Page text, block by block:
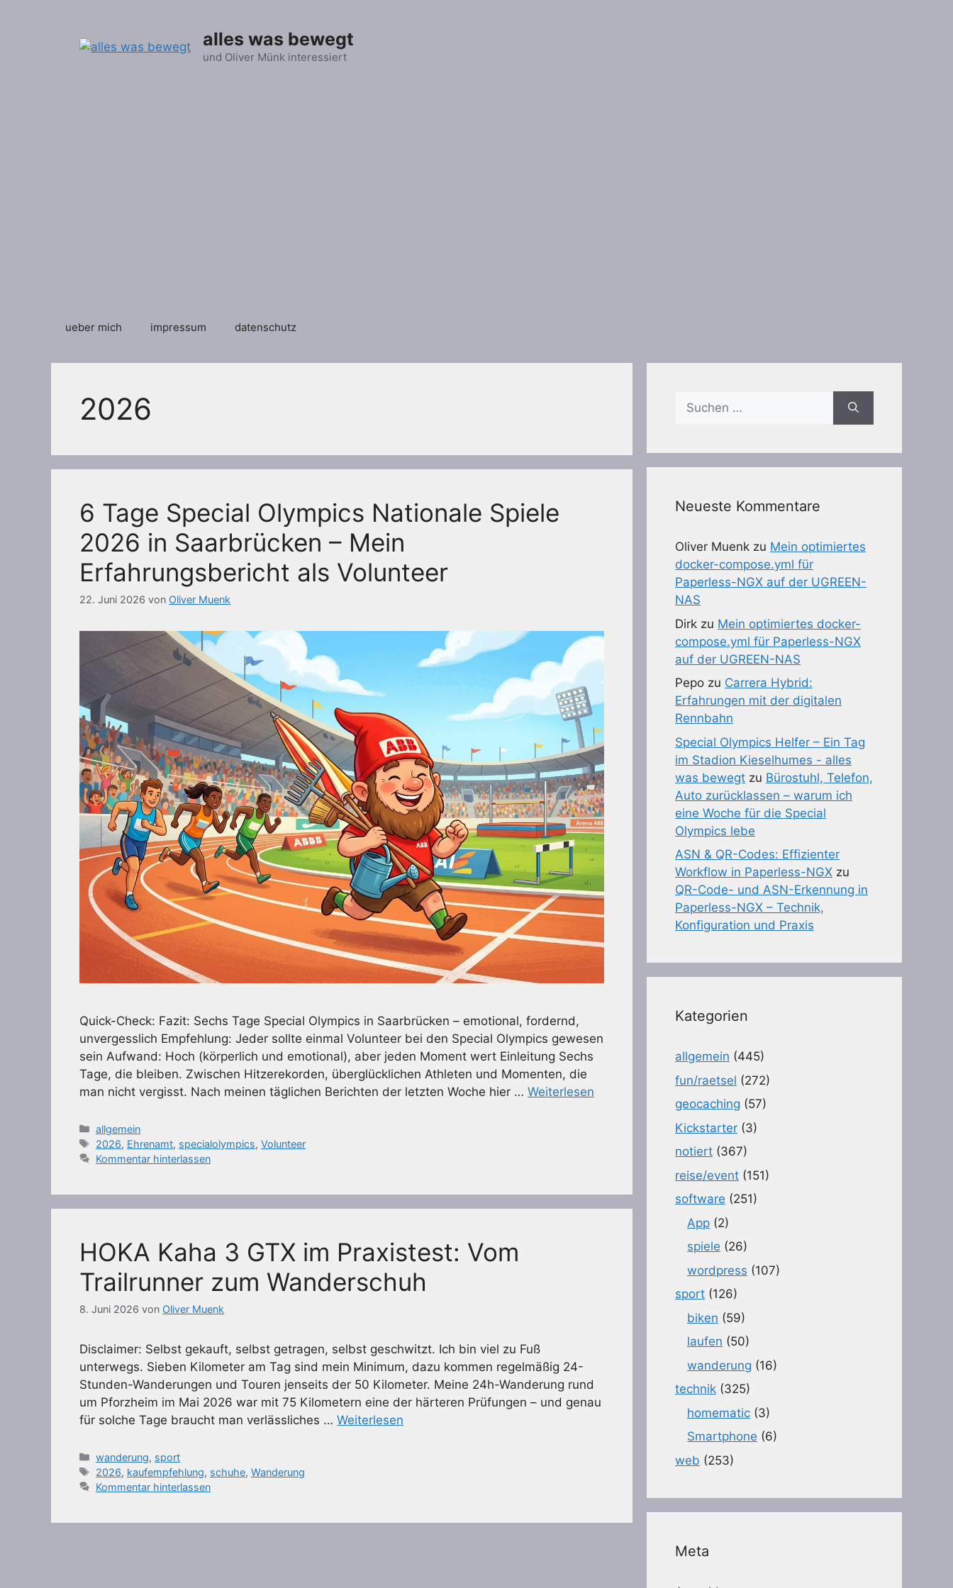
alles was bewegt
und Oliver Münk interessiert
ueber mich impressum datenschutz
2026
6 Tage Special Olympics Nationale Spiele
2026 in Saarbrücken – Mein
Erfahrungsbericht als Volunteer
22. Juni 2026 von Oliver Muenk
Quick-Check: Fazit: Sechs Tage Special Olympics in Saarbrücken – emotional, fordernd,
unvergesslich Empfehlung: Jeder sollte einmal Volunteer bei den Special Olympics gewesen
sein Aufwand: Hoch (körperlich und emotional), aber jeden Moment wert Einleitung Sechs
Tage, die bleiben. Zwischen Hitzerekorden, überglücklichen Athleten und Momenten, die
man nicht vergisst. Nach meinen täglichen Berichten der letzten Woche hier … Weiterlesen
Kategorien
allgemein
Schlagwörter
2026, Ehrenamt, specialolympics,Volunteer
Kommentar hinterlassen
HOKA Kaha 3 GTX im Praxistest: Vom
Trailrunner zum Wanderschuh
8. Juni 2026 von Oliver Muenk
Disclaimer: Selbst gekauft, selbst getragen, selbst geschwitzt. Ich bin viel zu Fuß
unterwegs. Sieben Kilometer am Tag sind mein Minimum, dazu kommen regelmäßig 24-
Stunden-Wanderungen und Touren jenseits der 50 Kilometer. Meine 24h-Wanderung rund
um Pforzheim im Mai 2026 war mit 75 Kilometern eine der härteren Prüfungen – und genau
für solche Tage braucht man verlässliches … Weiterlesen
Kategorien
wanderung, sport
Schlagwörter
2026, kaufempfehlung, schuhe,Wanderung
Kommentar hinterlassen
Suchen
nach:
Neueste Kommentare
Oliver Muenk zu Mein optimiertes
docker-compose.yml für
Paperless-NGX auf der UGREEN-
NAS
Dirk zu Mein optimiertes docker-
compose.yml für Paperless-NGX
auf der UGREEN-NAS
Pepo zu Carrera Hybrid:
Erfahrungen mit der digitalen
Rennbahn
Special Olympics Helfer – Ein Tag
im Stadion Kieselhumes - alles
was bewegt zu Bürostuhl, Telefon,
Auto zurücklassen – warum ich
eine Woche für die Special
Olympics lebe
ASN & QR-Codes: Effizienter
Workflow in Paperless-NGX zu
QR-Code- und ASN-Erkennung in
Paperless-NGX – Technik,
Konfiguration und Praxis
Kategorien
allgemein (445)
fun/raetsel (272)
geocaching (57)
Kickstarter (3)
notiert (367)
reise/event (151)
software (251)
App (2)
spiele (26)
wordpress (107)
sport (126)
biken (59)
laufen (50)
wanderung (16)
technik (325)
homematic (3)
Smartphone (6)
web (253)
Meta